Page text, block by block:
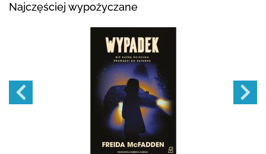
Najczęściej wypożyczane